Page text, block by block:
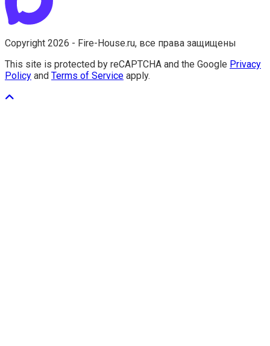
Copyright 2026 - Fire-House.ru, все права защищены
This site is protected by reCAPTCHA and the Google Privacy
Policy and Terms of Service apply.